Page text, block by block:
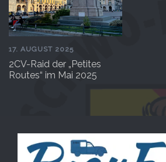
17. AUGUST 2025
2CV-Raid der „Petites
Routes“ im Mai 2025